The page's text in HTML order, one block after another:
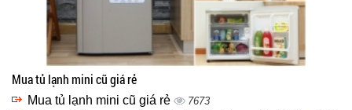
Mua tủ lạnh mini cũ giá rẻ
Mua tủ lạnh mini cũ giá rẻ 7673